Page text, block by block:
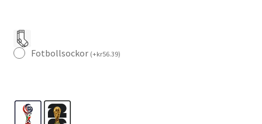
Fotbollsockor (+kr56.39)